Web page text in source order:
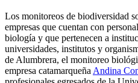
Los monitoreos de biodiversidad
empresas que cuentan con
biología y que pertenecen a
universidades, institutos y
de Alumbrera, el monitoreo
empresa catamarqueña Andina